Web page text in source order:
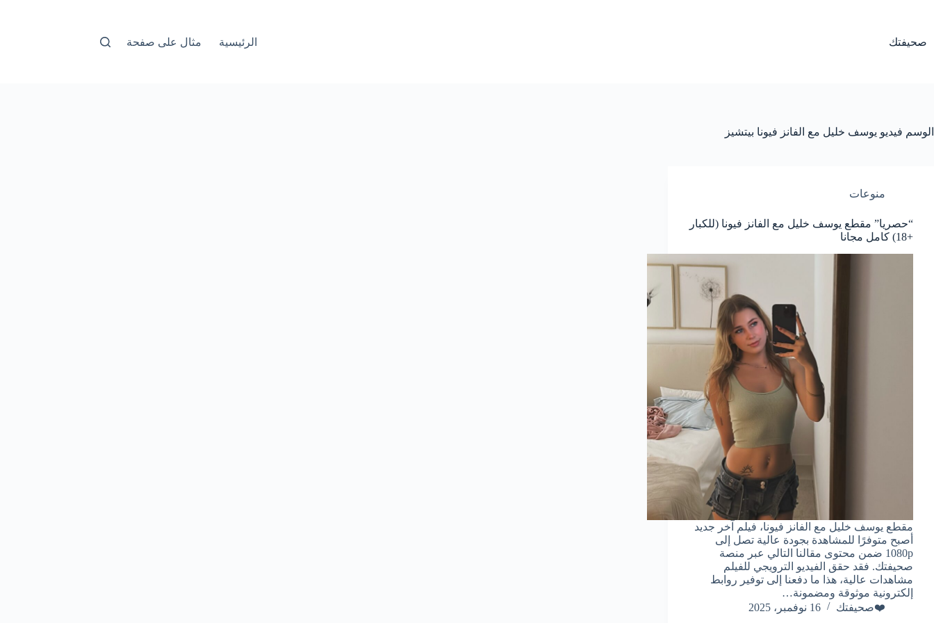
صحيفتك الرئيسية مثال على صفحة
الوسم فيديو يوسف خليل مع الفانز فيونا بيتشيز
منوعات
“حصريا” مقطع يوسف خليل مع الفانز فيونا (للكبار
+18) كامل مجانا
مقطع يوسف خليل مع الفانز فيونا، فيلم آخر جديد
أصبح متوفرًا للمشاهدة بجودة عالية تصل إلى
1080p ضمن محتوى مقالنا التالي عبر منصة
صحيفتك. فقد حقق الفيديو الترويجي للفيلم
مشاهدات عالية، هذا ما دفعنا إلى توفير روابط
إلكترونية موثوقة ومضمونة…
❤️صحيفتك
16 نوفمبر، 2025